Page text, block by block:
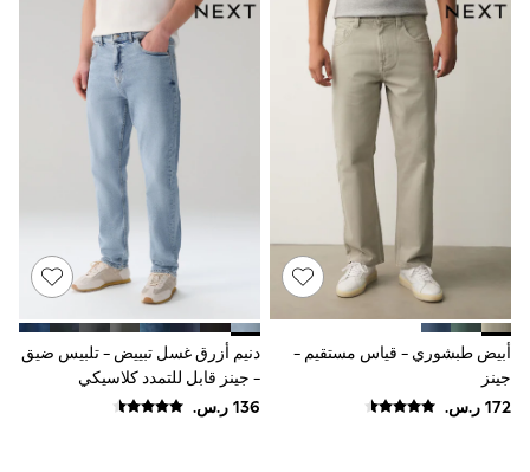
Sandals
Swimwear
Sun Hats & Caps
Mens' Holiday Shop
Occasionwear
Shirts
Linen Collection
Polo Shirts
Tops & T-Shirts
Trousers & Chinos
Jeans
Sandals
Shorts
Swimwear
Hats & Caps
Vests
Beach Towels
Bags
أبيض طبشوري - قياس مستقيم -
جينز
دنيم أزرق غسل تبييض - تلبيس ضيق
- جينز قابل للتمدد كلاسيكي